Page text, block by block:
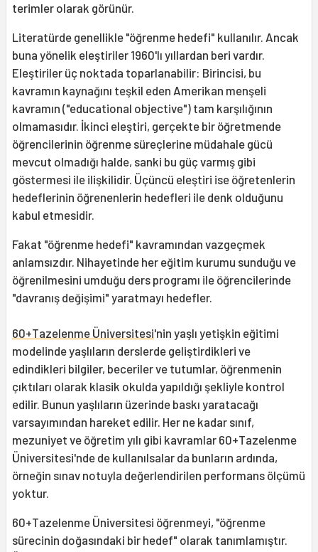
terimler olarak görünür.
Literatürde genellikle "öğrenme hedefi" kullanılır. Ancak
buna yönelik eleştiriler 1960'lı yıllardan beri vardır.
Eleştiriler üç noktada toparlanabilir: Birincisi, bu
kavramın kaynağını teşkil eden Amerikan menşeli
kavramın ("educational objective") tam karşılığının
olmamasıdır. İkinci eleştiri, gerçekte bir öğretmende
öğrencilerinin öğrenme süreçlerine müdahale gücü
mevcut olmadığı halde, sanki bu güç varmış gibi
göstermesi ile ilişkilidir. Üçüncü eleştiri ise öğretenlerin
hedeflerinin öğrenenlerin hedefleri ile denk olduğunu
kabul etmesidir.
Fakat "öğrenme hedefi" kavramından vazgeçmek
anlamsızdır. Nihayetinde her eğitim kurumu sunduğu ve
öğrenilmesini umduğu ders programı ile öğrencilerinde
"davranış değişimi" yaratmayı hedefler.
60+Tazelenme Üniversitesi'nin yaşlı yetişkin eğitimi
modelinde yaşlıların derslerde geliştirdikleri ve
edindikleri bilgiler, beceriler ve tutumlar, öğrenmenin
çıktıları olarak klasik okulda yapıldığı şekliyle kontrol
edilir. Bunun yaşlıların üzerinde baskı yaratacağı
varsayımından hareket edilir. Her ne kadar sınıf,
mezuniyet ve öğretim yılı gibi kavramlar 60+Tazelenme
Üniversitesi'nde de kullanılsalar da bunların ardında,
örneğin sınav notuyla değerlendirilen performans ölçümü
yoktur.
60+Tazelenme Üniversitesi öğrenmeyi, "öğrenme
sürecinin doğasındaki bir hedef" olarak tanımlamıştır.